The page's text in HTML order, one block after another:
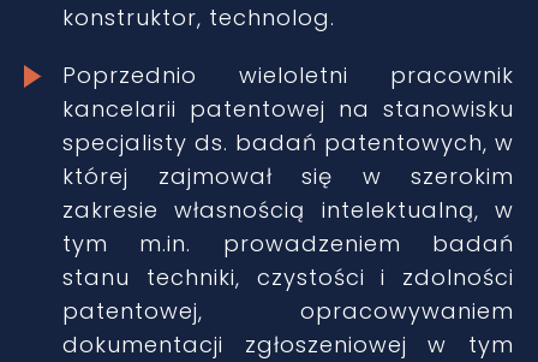
konstruktor, technolog.
Poprzednio wieloletni pracownik
kancelarii patentowej na stanowisku
specjalisty ds. badań patentowych, w
której zajmował się w szerokim
zakresie własnością intelektualną, w
tym m.in. prowadzeniem badań
stanu techniki, czystości i zdolności
patentowej, opracowywaniem
dokumentacji zgłoszeniowej w tym